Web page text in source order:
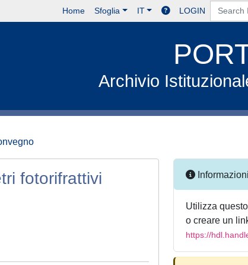
Home Sfoglia IT LOGIN
Archivio
fotorifrattivi
Informazioni
Utilizza
o creare un
https://